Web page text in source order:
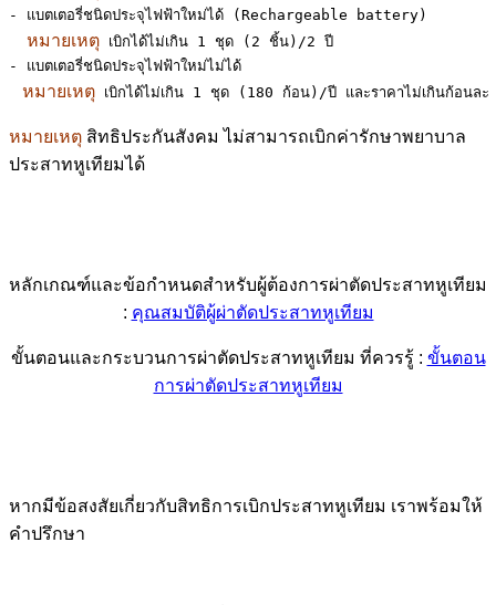
- แบตเตอรี่ชนิดประจุไฟฟ้าใหม่ได้ (Rechargeable
หมายเหตุ เบิกได้ไม่เกิน 1 ชุด (2 ชิ้น)/2 ปี
- แบตเตอรี่ชนิดประจุไฟฟ้าใหม่ไม่ได้
หมายเหตุ เบิกได้ไม่เกิน 1 ชุด (180 ก้อน)/ปี และราคาไม่เกินก้อนล
หมายเหตุ สิทธิประกันสังคม ไม่สามารถเบิกค่ารักษาพยาบาล
ประสาทหูเทียมได้
หลักเกณฑ์และข้อกำหนดสำหรับผู้ต้องการผ่าตัดประสาทหูเทียม
: คุณสมบัติผู้ผ่าตัดประสาทหูเทียม
ขั้นตอนและกระบวนการผ่าตัดประสาทหูเทียม ที่ควรรู้ : ขั้นตอน
การผ่าตัดประสาทหูเทียม
หากมีข้อสงสัยเกี่ยวกับสิทธิการเบิกประสาทหูเทียม เราพร้อมให้
คำปรึกษา